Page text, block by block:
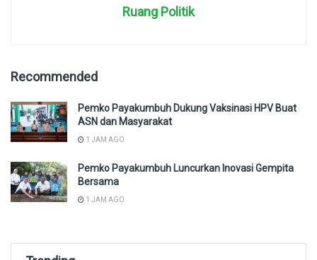
Ruang Politik
Recommended
Pemko Payakumbuh Dukung Vaksinasi HPV Buat
ASN dan Masyarakat
1 JAM AGO
Pemko Payakumbuh Luncurkan Inovasi Gempita
Bersama
1 JAM AGO